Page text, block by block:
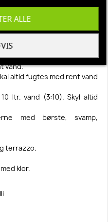
overflader for kalk og
herunder f. eks. sæbelus
vand.
altid fugtes med rent vand
ltr. vand (3:10). Skyl altid
med børste, svamp,
terrazzo.
klor.
ALLE